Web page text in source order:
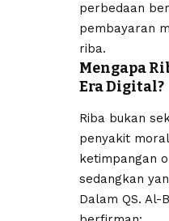
perbedaan
pembayaran
riba.
Mengapa
Era Digital?
Riba bukan
penyakit
ketimpangan
sedangkan
Dalam QS. Al-